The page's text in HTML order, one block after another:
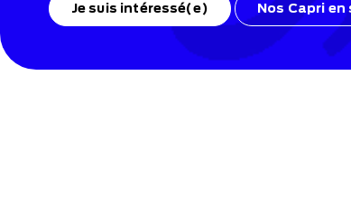
Je suis intéressé(e) Nos Capri en